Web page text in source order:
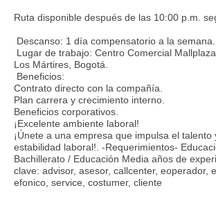
Ruta disponible después de las 10:00 p.m.
Descanso: 1 día compensatorio a la semana.
Lugar de trabajo: Centro Comercial
Los Mártires, Bogotá.
Beneficios:
Contrato directo con la compañía.
Plan carrera y crecimiento interno.
Beneficios corporativos.
¡Excelente ambiente laboral!
¡Únete a una empresa que impulsa el talento
estabilidad laboral!. -Requerimientos-
Bachillerato / Educación Media años de
clave: advisor, asesor, callcenter, eoperador,
efonico, service, costumer, cliente